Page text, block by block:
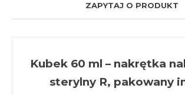
ZAPYTAJ O PRODUKT
Kubek 60 ml – nakrętka
sterylny R, pakowany